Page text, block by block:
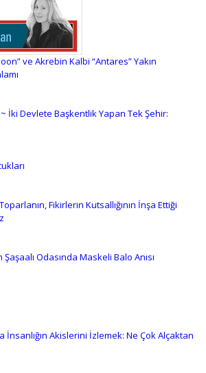
ve Akrebin Kalbi “Antares” Yakın
~ İki Devlete Başkentlik Yapan Tek Şehir:
Fikirlerin Kutsallığının İnşa Ettiği
Odasında Maskeli Balo Anısı
İnsanlığın Akislerini İzlemek: Ne Çok Alçaktan